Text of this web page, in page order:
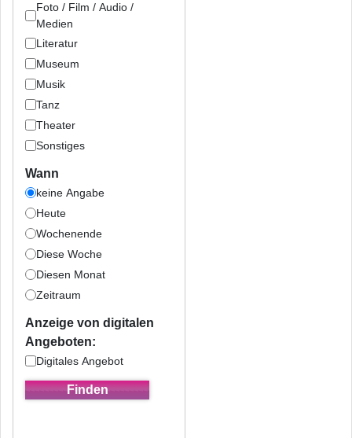
Foto / Film / Audio /
Medien
Literatur
Museum
Musik
Tanz
Theater
Sonstiges
Wann
keine Angabe
Heute
Wochenende
Diese Woche
Diesen Monat
Zeitraum
Anzeige von digitalen
Angeboten:
Digitales Angebot